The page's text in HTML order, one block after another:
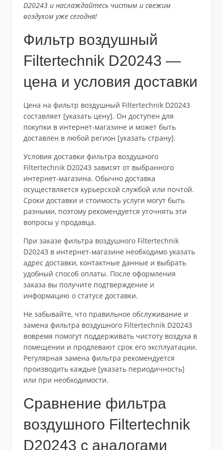
D20243 и наслаждайтесь чистым и свежим
воздухом уже сегодня!
Фильтр воздушный
Filtertechnik D20243 —
цена и условия доставки
Цена на фильтр воздушный Filtertechnik D20243
составляет [указать цену]. Он доступен для
покупки в интернет-магазине и может быть
доставлен в любой регион [указать страну].
Условия доставки фильтра воздушного
Filtertechnik D20243 зависят от выбранного
интернет-магазина. Обычно доставка
осуществляется курьерской службой или почтой.
Сроки доставки и стоимость услуги могут быть
разными, поэтому рекомендуется уточнять эти
вопросы у продавца.
При заказе фильтра воздушного Filtertechnik
D20243 в интернет-магазине необходимо указать
адрес доставки, контактные данные и выбрать
удобный способ оплаты. После оформления
заказа вы получите подтверждение и
информацию о статусе доставки.
Не забывайте, что правильное обслуживание и
замена фильтра воздушного Filtertechnik D20243
вовремя помогут поддерживать чистоту воздуха в
помещении и продлевают срок его эксплуатации.
Регулярная замена фильтра рекомендуется
производить каждые [указать периодичность]
или при необходимости.
Сравнение фильтра
воздушного Filtertechnik
D20243 с аналогами